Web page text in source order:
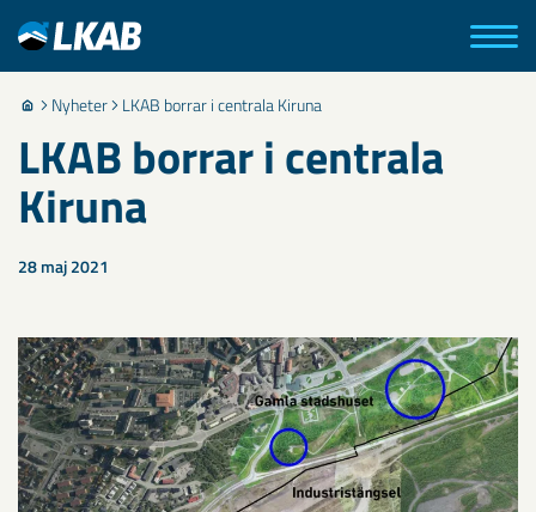
Nyheter LKAB borrar i centrala Kiruna
LKAB borrar i centrala
Kiruna
28 maj 2021